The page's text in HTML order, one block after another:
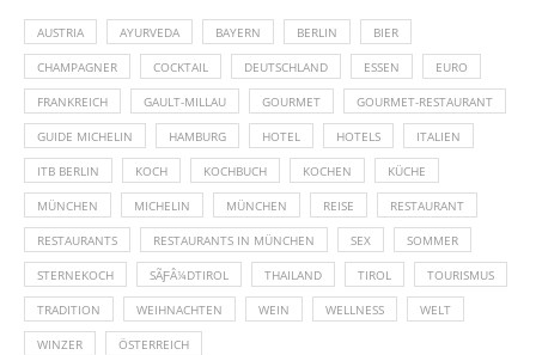
AUSTRIA AYURVEDA BAYERN BERLIN BIER
CHAMPAGNER COCKTAIL DEUTSCHLAND ESSEN EURO
FRANKREICH GAULT-MILLAU GOURMET GOURMET-RESTAURANT
GUIDE MICHELIN HAMBURG HOTEL HOTELS ITALIEN
ITB BERLIN KOCH KOCHBUCH KOCHEN KÜCHE
MÜNCHEN MICHELIN MÜNCHEN REISE RESTAURANT
RESTAURANTS RESTAURANTS IN MÜNCHEN SEX SOMMER
STERNEKOCH SÃƑÂ¼DTIROL THAILAND TIROL TOURISMUS
TRADITION WEIHNACHTEN WEIN WELLNESS WELT
WINZER ÖSTERREICH